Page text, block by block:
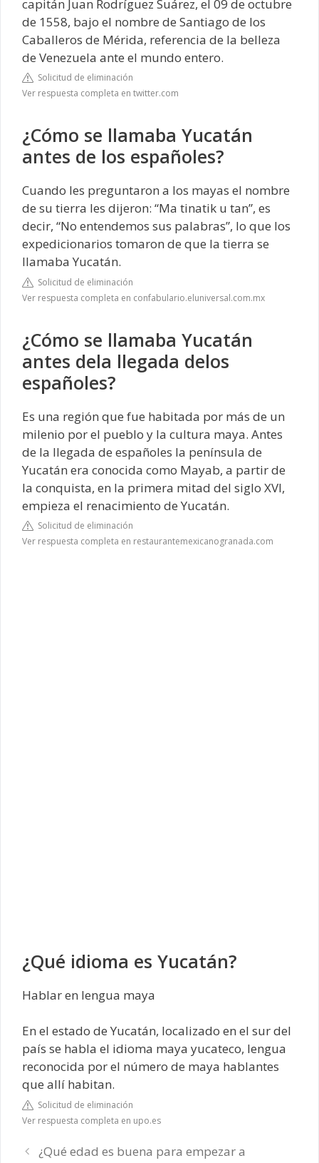
capitán Juan Rodríguez Suárez, el 09 de octubre
de 1558, bajo el nombre de Santiago de los
Caballeros de Mérida, referencia de la belleza
de Venezuela ante el mundo entero.
Solicitud de eliminación
Ver respuesta completa en twitter.com
¿Cómo se llamaba Yucatán
antes de los españoles?
Cuando les preguntaron a los mayas el nombre
de su tierra les dijeron: “Ma tinatik u tan”, es
decir, “No entendemos sus palabras”, lo que los
expedicionarios tomaron de que la tierra se
llamaba Yucatán.
Solicitud de eliminación
Ver respuesta completa en confabulario.eluniversal.com.mx
¿Cómo se llamaba Yucatán
antes dela llegada delos
españoles?
Es una región que fue habitada por más de un
milenio por el pueblo y la cultura maya. Antes
de la llegada de españoles la península de
Yucatán era conocida como Mayab, a partir de
la conquista, en la primera mitad del siglo XVI,
empieza el renacimiento de Yucatán.
Solicitud de eliminación
Ver respuesta completa en restaurantemexicanogranada.com
¿Qué idioma es Yucatán?
Hablar en lengua maya
En el estado de Yucatán, localizado en el sur del
país se habla el idioma maya yucateco, lengua
reconocida por el número de maya hablantes
que allí habitan.
Solicitud de eliminación
Ver respuesta completa en upo.es
¿Qué edad es buena para empezar a